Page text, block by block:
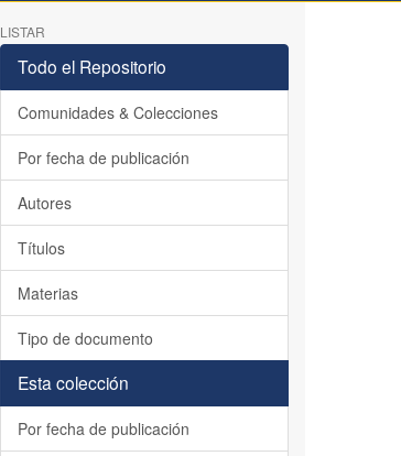
LISTAR
Todo el Repositorio
Comunidades & Colecciones
Por fecha de publicación
Autores
Títulos
Materias
Tipo de documento
Esta colección
Por fecha de publicación